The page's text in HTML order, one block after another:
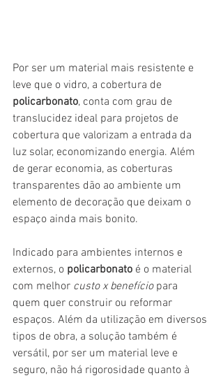
Por ser um material mais resistente e
leve que o vidro, a cobertura de
policarbonato, conta com grau de
translucidez ideal para projetos de
cobertura que valorizam a entrada da
luz solar, economizando energia. Além
de gerar economia, as coberturas
transparentes dão ao ambiente um
elemento de decoração que deixam o
espaço ainda mais bonito.
Indicado para ambientes internos e
externos, o policarbonato é o material
com melhor custo x benefício para
quem quer construir ou reformar
espaços. Além da utilização em diversos
tipos de obra, a solução também é
versátil, por ser um material leve e
seguro, não há rigorosidade quanto à